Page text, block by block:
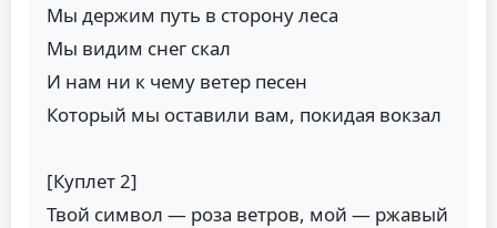
Мы держим путь в сторону леса
Мы видим снег скал
И нам ни к чему ветер песен
Который мы оставили вам, покидая вокзал
[Куплет 2]
Твой символ — роза ветров, мой — ржавый